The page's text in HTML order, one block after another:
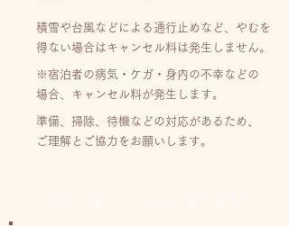
積雪や台風などによる通行止めなど、やむを
得ない場合はキャンセル料は発生しません。
※宿泊者の病気・ケガ・身内の不幸などの
場合、キャンセル料が発生します。
準備、掃除、待機などの対応があるため、
ご理解とご協力をお願いします。